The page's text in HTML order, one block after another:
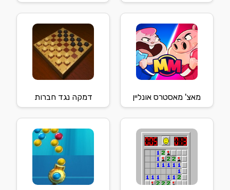
מאצ' מאסטרס אונליין דמקה נגד חברות